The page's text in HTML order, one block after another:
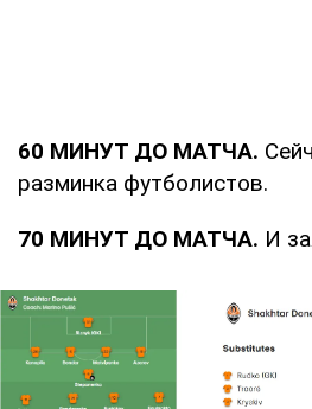
60 МИНУТ ДО МАТЧА.
разминка футболистов.
70 МИНУТ ДО МАТЧА. И